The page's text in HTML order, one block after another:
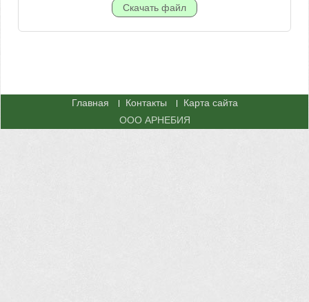
Главная Контакты
Карта сайта
ООО АРНЕБИЯ